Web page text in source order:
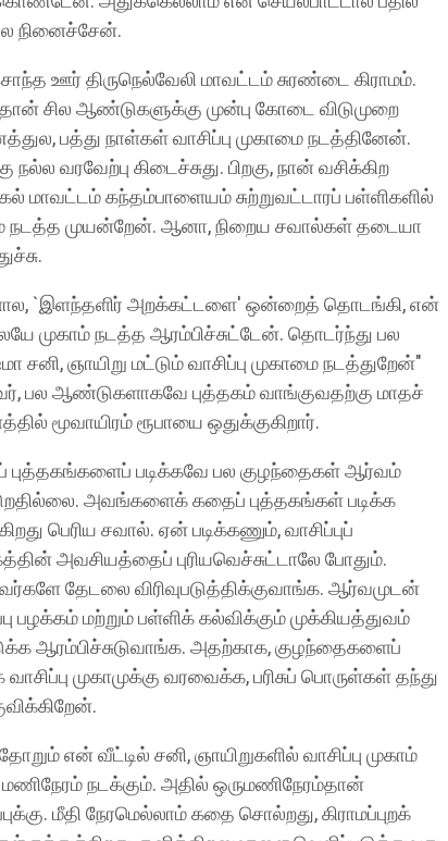
நினைச்சேன்.
ஊர் திருநெல்வேலி மாவட்டம் சுரண்டை கிராமம்.
சில ஆண்டுகளுக்கு முன்பு கோடை விடுமுறை
பத்து நாள்கள் வாசிப்பு முகாமை நடத்தினேன்.
நல்ல வரவேற்பு கிடைச்சுது. பிறகு, நான் வசிக்கிற
மாவட்டம் கந்தம்பாளையம் சுற்றுவட்டாரப் பள்ளிகளில்
நடத்த முயன்றேன். ஆனா, நிறைய சவால்கள் தடையா
`இளந்தளிர் அறக்கட்டளை' ஒன்றைத் தொடங்கி, என்
முகாம் நடத்த ஆரம்பிச்சுட்டேன். தொடர்ந்து பல
சனி, ஞாயிறு மட்டும் வாசிப்பு முகாமை நடத்துறேன்"
பல ஆண்டுகளாகவே புத்தகம் வாங்குவதற்கு மாதச்
மூவாயிரம் ரூபாயை ஒதுக்குகிறார்.
புத்தகங்களைப் படிக்கவே பல குழந்தைகள் ஆர்வம்
அவங்களைக் கதைப் புத்தகங்கள் படிக்க
பெரிய சவால். ஏன் படிக்கணும், வாசிப்புப்
அவசியத்தைப் புரியவெச்சுட்டாலே போதும்.
தேடலை விரிவுபடுத்திக்குவாங்க. ஆர்வமுடன்
பழக்கம் மற்றும் பள்ளிக் கல்விக்கும் முக்கியத்துவம்
ஆரம்பிச்சுடுவாங்க. அதற்காக, குழந்தைகளைப்
வாசிப்பு முகாமுக்கு வரவைக்க, பரிசுப் பொருள்கள் தந்து
என் வீட்டில் சனி, ஞாயிறுகளில் வாசிப்பு முகாம்
மணிநேரம் நடக்கும். அதில் ஒருமணிநேரம்தான்
மீதி நேரமெல்லாம் கதை சொல்றது, கிராமப்புறக்